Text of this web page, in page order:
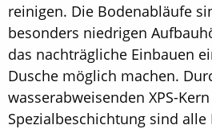
reinigen. Die Bodenabläufe
besonders niedrigen
das nachträgliche Einbauen
Dusche möglich machen.
wasserabweisenden XPS-
Spezialbeschichtung sind